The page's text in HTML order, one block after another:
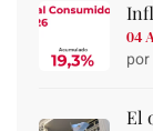
04
El